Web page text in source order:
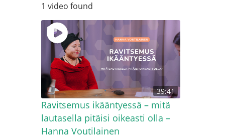
1 video found
39:41
Ravitsemus ikääntyessä – mitä
lautasella pitäisi oikeasti olla –
Hanna Voutilainen